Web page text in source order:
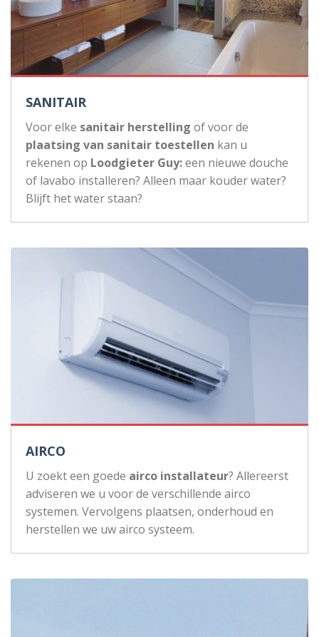
SANITAIR
Voor elke sanitair herstelling of voor de
plaatsing van sanitair toestellen kan u
rekenen op Loodgieter Guy:een nieuwe douche
of lavabo installeren? Alleen maar kouder water?
Blijft het water staan?
AIRCO
U zoekt een goede airco installateur? Allereerst
adviseren we u voor de verschillende airco
systemen. Vervolgens plaatsen, onderhoud en
herstellen we uw airco systeem.